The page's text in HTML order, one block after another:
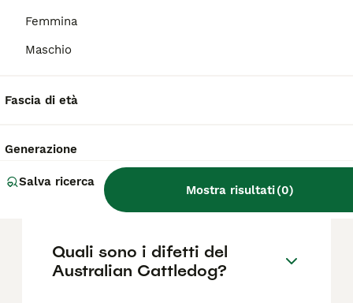
Femmina
Maschio
Fascia di età
Generazione
Salva ricerca
Mostra risultati(0)
base a fattori come il pedigree, la
Quanto dura la vita di un
Australian Cattledog?
Qual è il carattere del
Australian Cattledog?
Quali sono i difetti del
Australian Cattledog?